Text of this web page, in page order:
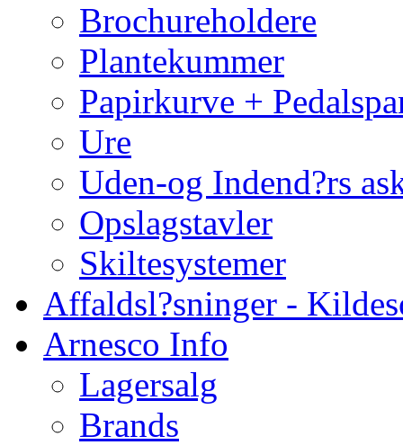
Brochureholdere
Plantekummer
Papirkurve +
Ure
Uden-og Indend?rs
Opslagstavler
Skiltesystemer
Affaldsl?sninger -
Arnesco Info
Lagersalg
Brands